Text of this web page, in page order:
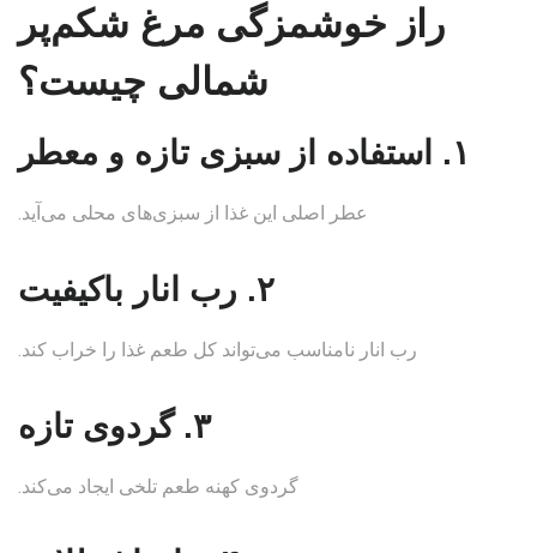
راز خوشمزگی مرغ شکم‌پر
شمالی چیست؟
۱. استفاده از سبزی تازه و معطر
عطر اصلی این غذا از سبزی‌های محلی می‌آید.
۲. رب انار باکیفیت
رب انار نامناسب می‌تواند کل طعم غذا را خراب کند.
۳. گردوی تازه
گردوی کهنه طعم تلخی ایجاد می‌کند.